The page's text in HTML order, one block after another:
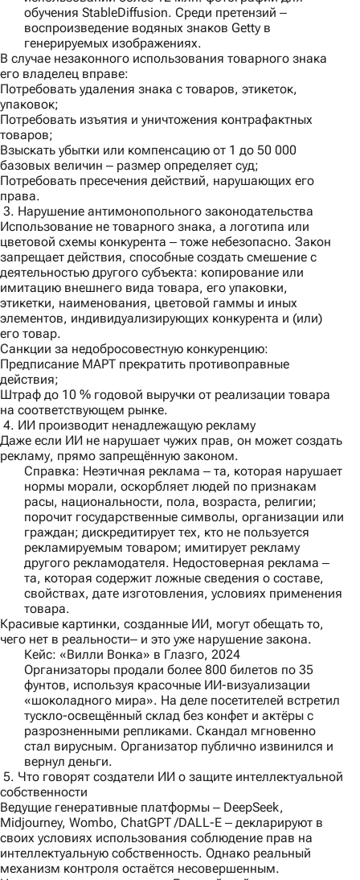
обучения StableDiffusion. Среди претензий ‒
воспроизведение водяных знаков Getty в
генерируемых изображениях.
В случае незаконного использования товарного знака
его владелец вправе:
Потребовать удаления знака с товаров, этикеток,
упаковок;
Потребовать изъятия и уничтожения контрафактных
товаров;
Взыскать убытки или компенсацию от 1 до 50 000
базовых величин ‒ размер определяет суд;
Потребовать пресечения действий, нарушающих его
права.
3. Нарушение антимонопольного законодательства
Использование не товарного знака, а логотипа или
цветовой схемы конкурента ‒ тоже небезопасно. Закон
запрещает действия, способные создать смешение с
деятельностью другого субъекта: копирование или
имитацию внешнего вида товара, его упаковки,
этикетки, наименования, цветовой гаммы и иных
элементов, индивидуализирующих конкурента и (или)
его товар.
Санкции за недобросовестную конкуренцию:
Предписание МАРТ прекратить противоправные
действия;
Штраф до 10 % годовой выручки от реализации товара
на соответствующем рынке.
4. ИИ производит ненадлежащую рекламу
Даже если ИИ не нарушает чужих прав, он может создать
рекламу, прямо запрещённую законом.
Справка: Неэтичная реклама ‒ та, которая нарушает
нормы морали, оскорбляет людей по признакам
расы, национальности, пола, возраста, религии;
порочит государственные символы, организации или
граждан; дискредитирует тех, кто не пользуется
рекламируемым товаром; имитирует рекламу
другого рекламодателя. Недостоверная реклама ‒
та, которая содержит ложные сведения о составе,
свойствах, дате изготовления, условиях применения
товара.
Красивые картинки, созданные ИИ, могут обещать то,
чего нет в реальности‒ и это уже нарушение закона.
Кейс: «Вилли Вонка» в Глазго, 2024
Организаторы продали более 800 билетов по 35
фунтов, используя красочные ИИ-визуализации
«шоколадного мира». На деле посетителей встретил
тускло-освещённый склад без конфет и актёры с
разрозненными репликами. Скандал мгновенно
стал вирусным. Организатор публично извинился и
вернул деньги.
5. Что говорят создатели ИИ о защите интеллектуальной
собственности
Ведущие генеративные платформы ‒ DeepSeek,
Midjourney, Wombo, ChatGPT /DALL-E ‒ декларируют в
своих условиях использования соблюдение прав на
интеллектуальную собственность. Однако реальный
механизм контроля остаётся несовершенным.